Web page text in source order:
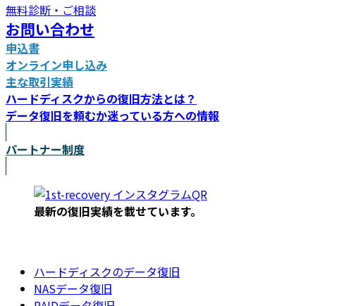
無料診断・ご相談
お問い合わせ
申込書
オンライン申し込み
主な取引実績
ハードディスクからの復旧方法とは？
データ復旧を頼むか迷っている方への情報
パートナー制度
最新の復旧実績を載せています。
ハードディスクのデータ復旧
NASデータ復旧